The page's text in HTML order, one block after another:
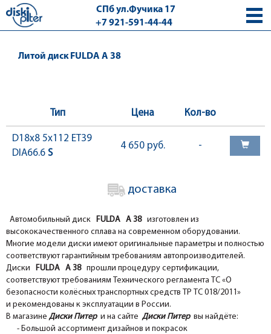
СПб ул.Фучика 17
+7 921-591-44-44
Литой диск FULDA A 38
Тип Цена Кол-во
D18x8 5x112 ET39
DIA66.6 S
4 650 руб. -
доставка
Автомобильный диск FULDA A 38 изготовлен из
высококачественного сплава на современном оборудовании.
Многие модели диски имеют оригинальные параметры и полностью
соответствуют гарантийным требованиям автопроизводителей.
Диски FULDA A 38 прошли процедуру сертификации,
соответствуют требованиям Технического регламента ТС «О
безопасности колёсных транспортных средств ТР ТС 018/2011»
и рекомендованы к эксплуатации в России.
В магазине Диски Питер и на сайте Диски Питер вы найдёте:
- Большой ассортимент дизайнов и покрасок